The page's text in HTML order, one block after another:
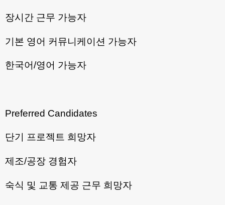
장시간 근무 가능자
기본 영어 커뮤니케이션 가능자
한국어/영어 가능자
Preferred Candidates
단기 프로젝트 희망자
제조/공장 경험자
숙식 및 교통 제공 근무 희망자